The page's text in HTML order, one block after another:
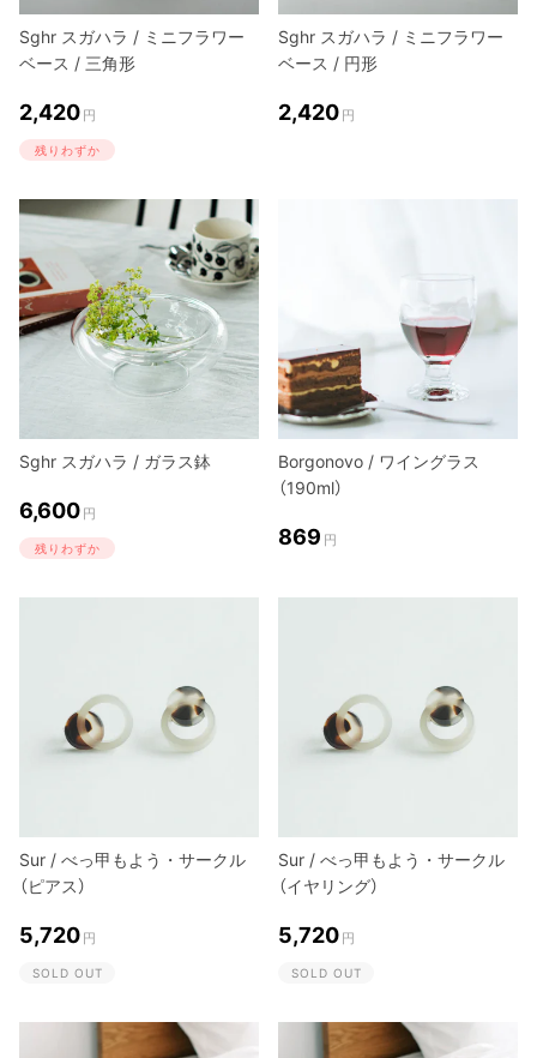
Sghr スガハラ / ミニフラワー
ベース / 三角形
2,420 円
残りわずか
Sghr スガハラ / ミニフラワー
ベース / 円形
2,420 円
Sghr スガハラ / ガラス鉢
6,600 円
残りわずか
Borgonovo / ワイングラス
（190ml）
869 円
Sur / べっ甲もよう・サークル
（ピアス）
5,720 円
SOLD OUT
Sur / べっ甲もよう・サークル
（イヤリング）
5,720 円
SOLD OUT